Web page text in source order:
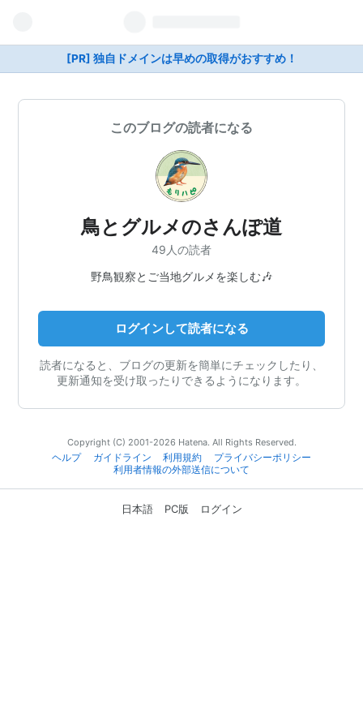
[PR] 独自ドメインは早めの取得がおすすめ！
このブログの読者になる
鳥とグルメのさんぽ道
49人の読者
野鳥観察とご当地グルメを楽しむ🎶
ログインして読者になる
読者になると、ブログの更新を簡単にチェックしたり、
更新通知を受け取ったりできるようになります。
Copyright (C) 2001-2026 Hatena. All Rights Reserved.
ヘルプ
ガイドライン 利用規約
プライバシーポリシー
利用者情報の外部送信について
日本語 PC版 ログイン